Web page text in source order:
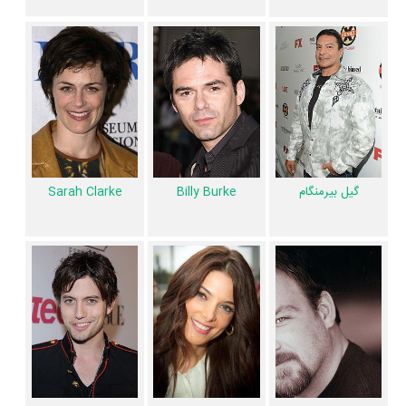
است از: .
فیلم گرگ و میش: سپیده دم - قسمت اول و کارنامه فعالیت کارگردان و بازیگران
از نظر تاریخچه فعالیت کارگردان و بازیگران فیلم گرگ و میش: سپیده دم -
قسمت اول نیز آمارها و نکات جذابی را می‌توان بیان کرد. براساس آمارها فیلم
گرگ و میش: سپیده دم - قسمت اول به طور متوسط فعالیت 9ام بازیگران این
بیل کاندن در حرفه کارگردانی محسوب می‌شود.
2 تن از بازیگران گرگ و میش: سپیده دم - قسمت اول، اولین فعالیت جدی
بازیگری خود را در این اثر تجربه کرده‌اند، در واقع در گرگ و میش: سپیده دم -
قسمت اول 2 فیلم اولی بوده‌اند:
Christian Sloan
James Pizzinato
.
همچنین
بیل کاندنکارگردان گرگ و میش: سپیده دم - قسمت اول اولین
همکاری خود با بازیگرانی چونگیل بیرمنگام،Sarah ClarkeوTy Olsson
گیل بیرمنگام Billy Burke
Sarah Clarke